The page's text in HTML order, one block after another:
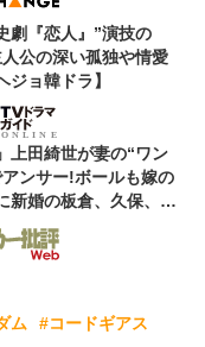
劇『恋人』”演技の
公の深い孤独や情愛
ョ韓ドラ】
上田綺世が妻の“ワン
ンサー!ボールも嫁の
新婚の板倉、久保、長
ム #コードギアス